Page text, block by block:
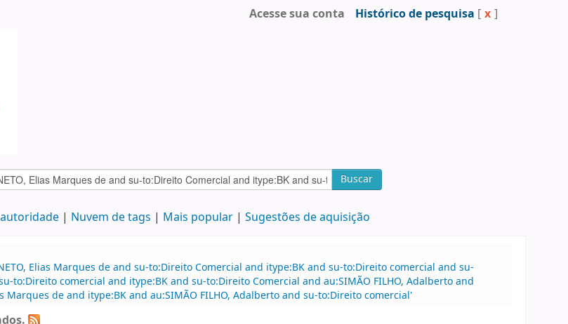
Acesse sua conta Histórico de pesquisa [ x ]
Buscar
Nuvem de tags Mais popular Sugestões de aquisição
Elias Marques de and su-to:Direito Comercial and itype:BK and su-to:Direito comercial and su-
to:Direito comercial and itype:BK and su-to:Direito Comercial and au:SIMÃO FILHO, Adalberto and
Marques de and itype:BK and au:SIMÃO FILHO, Adalberto and su-to:Direito comercial'